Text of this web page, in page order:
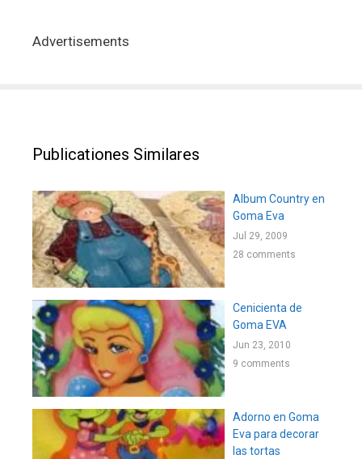
Advertisements
Publicationes Similares
Album Country en
Goma Eva
Jul 29, 2009
28 comments
Cenicienta de
Goma EVA
Jun 23, 2010
9 comments
Adorno en Goma
Eva para decorar
las tortas